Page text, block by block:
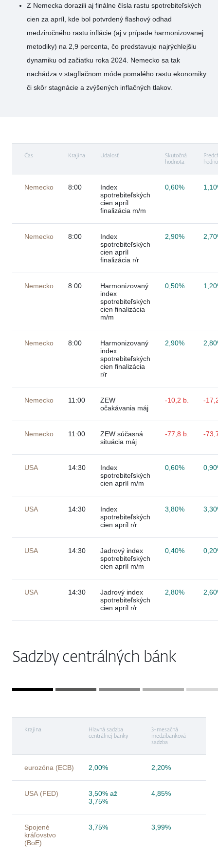
Z Nemecka dorazili aj finálne čísla rastu spotrebiteľských
cien za apríl, kde bol potvrdený flashový odhad
medziročného rastu inflácie (aj v prípade harmonizovanej
metodiky) na 2,9 percenta, čo predstavuje najrýchlejšiu
dynamiku od začiatku roka 2024. Nemecko sa tak
nachádza v stagflačnom móde pomalého rastu ekonomiky
či skôr stagnácie a zvýšených inflačných tlakov.
Čas Krajina Udalosť
Skutočná
hodnota
Nemecko 8:00
Index
spotrebiteľských
cien apríl
finalizácia m/m
0,60%
Nemecko 8:00
Index
spotrebiteľských
cien apríl
finalizácia r/r
2,90%
Nemecko 8:00
Harmonizovaný
index
spotrebiteľských
cien finalizácia
m/m
0,50%
Nemecko 8:00
Harmonizovaný
index
spotrebiteľských
cien finalizácia
r/r
2,90%
Nemecko 11:00
ZEW
očakávania máj
-10,2 b. -
Nemecko 11:00
ZEW súčasná
situácia máj
-77,8 b. -
USA 14:30
Index
spotrebiteľských
cien apríl m/m
0,60%
USA 14:30
Index
spotrebiteľských
cien apríl r/r
3,80%
USA 14:30
Jadrový index
spotrebiteľských
cien apríl m/m
0,40%
USA 14:30
Jadrový index
spotrebiteľských
cien apríl r/r
2,80%
Sadzby centrálných bánk
Krajina
Hlavná sadzba
centrálnej banky
3-mesačná
medzibanková
sadzba
eurozóna (ECB) 2,00% 2,20%
USA (FED)
3,50% až
3,75%
4,85%
Spojené
kráľovstvo
(BoE)
3,75% 3,99%